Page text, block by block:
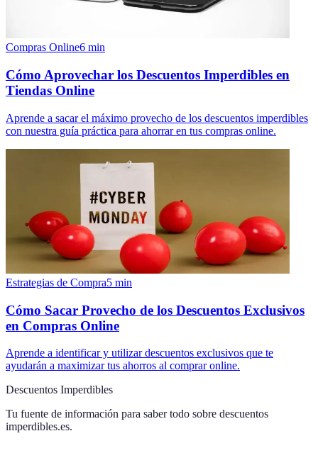
Compras Online6 min
Cómo Aprovechar los Descuentos Imperdibles en
Tiendas Online
Aprende a sacar el máximo provecho de los descuentos imperdibles
con nuestra guía práctica para ahorrar en tus compras online.
Estrategias de Compra5 min
Cómo Sacar Provecho de los Descuentos Exclusivos
en Compras Online
Aprende a identificar y utilizar descuentos exclusivos que te
ayudarán a maximizar tus ahorros al comprar online.
Descuentos Imperdibles
Tu fuente de información para saber todo sobre descuentos
imperdibles.es.